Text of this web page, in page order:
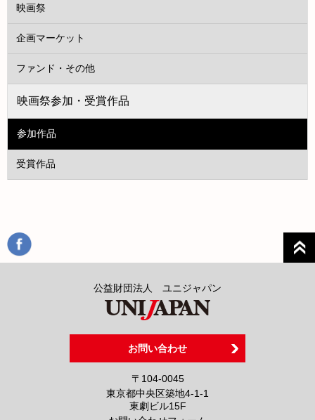
映画祭
企画マーケット
ファンド・その他
映画祭参加・受賞作品
参加作品
受賞作品
公益財団法人 ユニジャパン
お問い合わせ
〒104-0045
東京都中央区築地4-1-1
東劇ビル15F